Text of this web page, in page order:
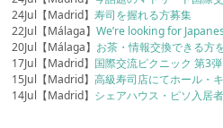
24Jul【Madrid】寿司を握れる方募集
22Jul【Málaga】We’re looking for
20Jul【Málaga】 お茶・情報交換できる方
17Jul【Madrid】 国際交流ピクニック 第3
15Jul【Madrid】高級寿司店にてホール・
14Jul【Madrid】 シェアハウス・ピソ入居